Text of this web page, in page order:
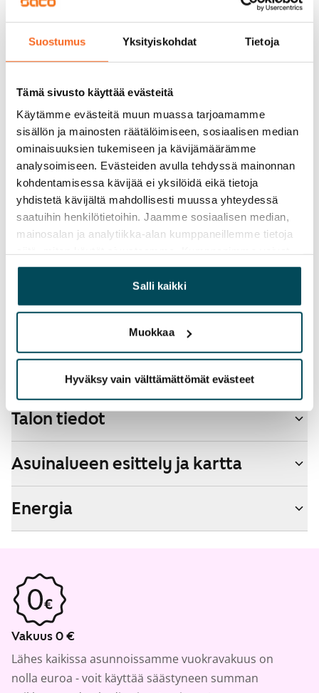
Suostumus Yksityiskohdat Tietoja
Tämä sivusto käyttää evästeitä
Käytämme evästeitä muun muassa tarjoamamme
sisällön ja mainosten räätälöimiseen, sosiaalisen median
ominaisuuksien tukemiseen ja kävijämäärämme
analysoimiseen. Evästeiden avulla tehdyssä mainonnan
kohdentamisessa kävijää ei yksilöidä eikä tietoja
yhdistetä kävijältä mahdollisesti muussa yhteydessä
saatuihin henkilötietoihin. Jaamme sosiaalisen median,
mainosalan ja analytiikka-alan kumppaneillemme tietoja
yhdistää näitä tietoja muihin tietoihin, joita olet antanut
heille tai joita on kerätty, kun olet käyttänyt heidän
palvelujaan.
Salli kaikki
Muokkaa
Hyväksy vain välttämättömät evästeet
0 €, (yrityksille min. 1 kk vuokra)
Kotivakuutus
Vesimaksu
27 €/hlö/kk
Sähkömaksu
Vuokralainen solmii itse sähkösopimuksen.
Laajakaista
Vuokraan sisältyy 50 M laajakaistaliittymä. Voit hankkia
operaattoriin Telia.
Kyllä
Ei
Talon tiedot
Asuinalueen esittely ja kartta
Energia
Vakuus 0 €
Lähes kaikissa asunnoissamme vuokravakuus on
nolla euroa - voit käyttää säästyneen summan